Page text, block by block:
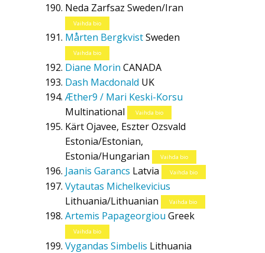
Neda Zarfsaz Sweden/Iran
Vaihda bio
Mårten BergkvistSweden
Vaihda bio
Diane Morin CANADA
Dash Macdonald UK
Æther9 / Mari Keski-Korsu
Multinational
Vaihda bio
Kärt Ojavee, Eszter Ozsvald
Estonia/Estonian,
Estonia/Hungarian
Vaihda bio
Jaanis Garancs Latvia Vaihda bio
Vytautas Michelkevicius
Lithuania/Lithuanian
Vaihda bio
Artemis Papageorgiou Greek
Vaihda bio
Vygandas Simbelis Lithuania